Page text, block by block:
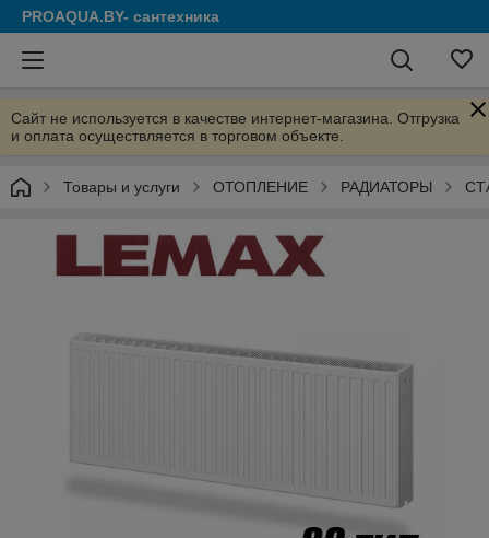
PROAQUA.BY- сантехника
Сайт не используется в качестве интернет-магазина. Отгрузка
и оплата осуществляется в торговом объекте.
Товары и услуги ОТОПЛЕНИЕ РАДИАТОРЫ